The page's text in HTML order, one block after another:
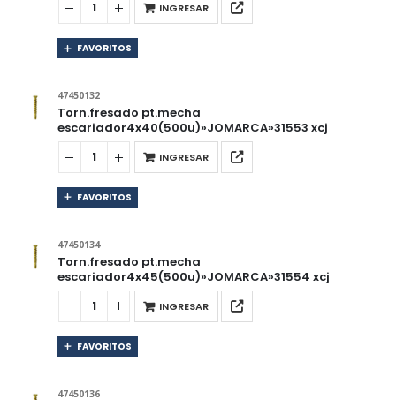
INGRESAR
FAVORITOS
47450132
Torn.fresado pt.mecha
escariador4x40(500u)»JOMARCA»31553 xcj
INGRESAR
FAVORITOS
47450134
Torn.fresado pt.mecha
escariador4x45(500u)»JOMARCA»31554 xcj
INGRESAR
FAVORITOS
47450136